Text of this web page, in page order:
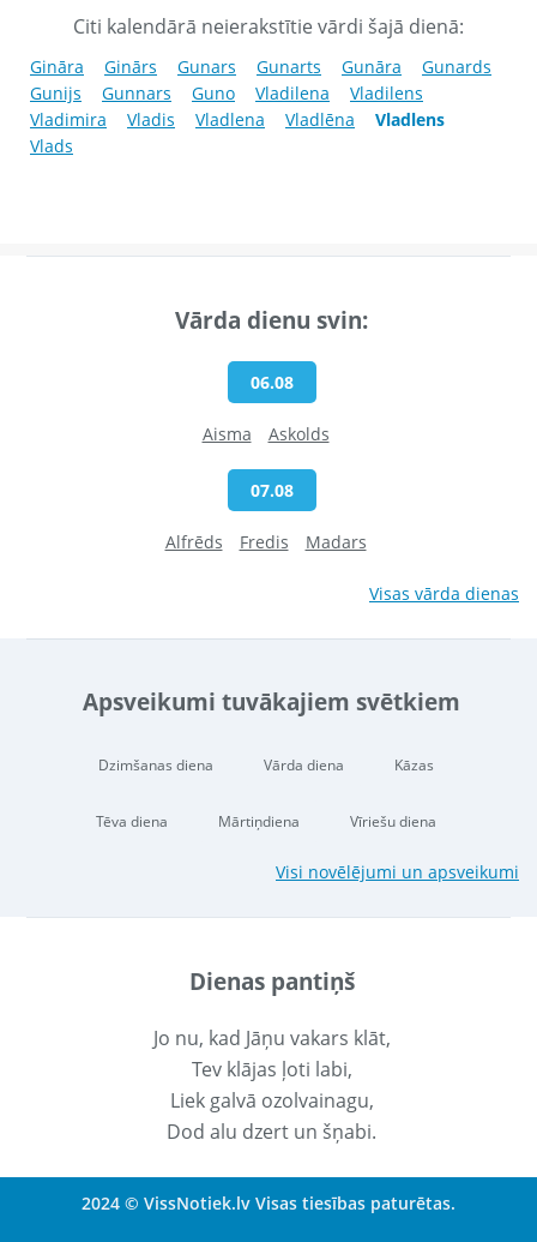
Citi kalendārā neierakstītie vārdi šajā dienā:
Gināra Ginārs Gunars Gunarts Gunāra
Gunards
Gunijs
Gunnars Guno Vladilena
Vladilens
Vladimira
Vladis Vladlena Vladlēna
Vladlens
Vlads
Vārda dienu svin:
06.08
Aisma Askolds
07.08
Alfrēds Fredis Madars
Visas vārda dienas
Apsveikumi tuvākajiem svētkiem
Dzimšanas diena Vārda diena Kāzas
Tēva diena Mārtiņdiena Vīriešu diena
Visi novēlējumi un apsveikumi
Dienas pantiņš
Jo nu, kad Jāņu vakars klāt,
Tev klājas ļoti labi,
Liek galvā ozolvainagu,
Dod alu dzert un šņabi.
2024 © VissNotiek.lv Visas tiesības paturētas.